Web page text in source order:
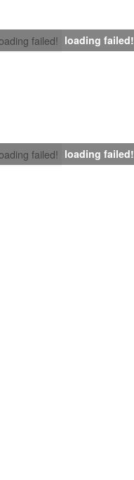
failed! loading failed!
failed! loading failed!